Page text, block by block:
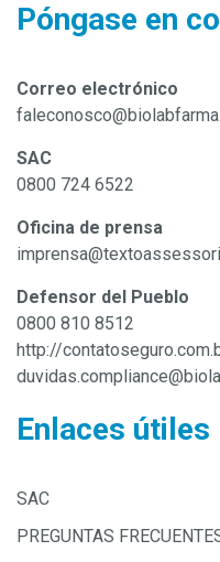
Póngase en
Correo electrónico
SAC
0800 724 6522
Oficina de prensa
Defensor del Pueblo
0800 810 8512
http://
Enlaces útiles
SAC
PREGUNTAS